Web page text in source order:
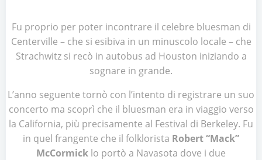
Fu proprio per poter incontrare il celebre bluesman di
Centerville – che si esibiva in un minuscolo locale – che
Strachwitz si recò in autobus ad Houston iniziando a
sognare in grande.
L’anno seguente tornò con l’intento di registrare un suo
concerto ma scoprì che il bluesman era in viaggio verso
la California, più precisamente al Festival di Berkeley. Fu
in quel frangente che il folklorista Robert “Mack”
McCormick lo portò a Navasota dove i due